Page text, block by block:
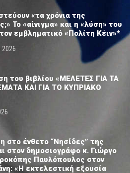
«τα χρόνια της
Το «αίνιγμα» και η «λύση» του
εμβληματικό «Πολίτη Κέιν»*
του βιβλίου «ΜΕΛΕΤΕΣ ΓΙΑ ΤΑ
ΚΑΙ ΓΙΑ ΤΟ ΚΥΠΡΙΑΚΟ
στο ένθετο “Νησίδες” της
στον δημοσιογράφο κ. Γιώργο
Παυλόπουλος στον
«Η εκτελεστική εξουσία